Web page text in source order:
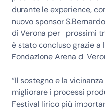
durante le experience,
nuovo sponsor
di Verona per i prossimi
è stato concluso grazie a
Fondazione Arena di
“Il sostegno e la
migliorare i processi
Festival lirico più